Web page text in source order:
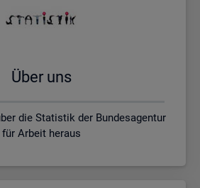
Über uns
die Statistik der Bundesagentur
für Arbeit heraus